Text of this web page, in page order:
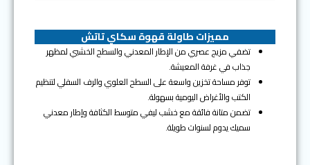
مميزات طاولة قهوة سكاي تاتش
تضفي مزيج عصري من الإطار المعدني والسطح الخشبي لمظهر
جذاب في غرفة المعيشة.
توفر مساحة تخزين واسعة على السطح العلوي والرف السفلي لتنظيم
الكتب والأغراض اليومية بسهولة.
تضمن متانة فائقة مع خشب ليفي متوسط الكثافة وإطار معدني
سميك يدوم لسنوات طويلة.